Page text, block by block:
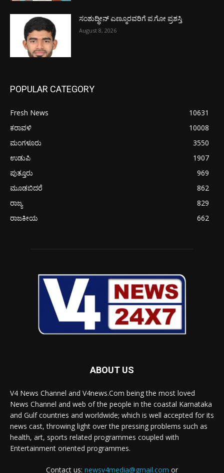
ಸಂಶುದ್ಧೀನ್ ಎಣ್ಮೂರವರಿಗೆ ಪ.ಗೋ ಪ್ರಶಸ್ತಿ
August 8, 2026
POPULAR CATEGORY
Fresh News
10631
ಕರಾವಳಿ
10008
ಮಂಗಳೂರು
3550
ಉಡುಪಿ
1907
ಪುತ್ತೂರು
969
ಮೂಡಬಿದರೆ
862
ರಾಜ್ಯ
829
ರಾಜಕೀಯ
662
ABOUT US
V4 News Channel and V4news.Com being the most loved
News Channel and web of the people in the coastal Karnataka
and Gulf countries and worldwide; which is well accepted for its
news cast, throwing light over the pressing problems such as
health, art, sports related programmes coupled with
Entertainment oriented programmes.
Contact us: newsv4media@gmail.com or